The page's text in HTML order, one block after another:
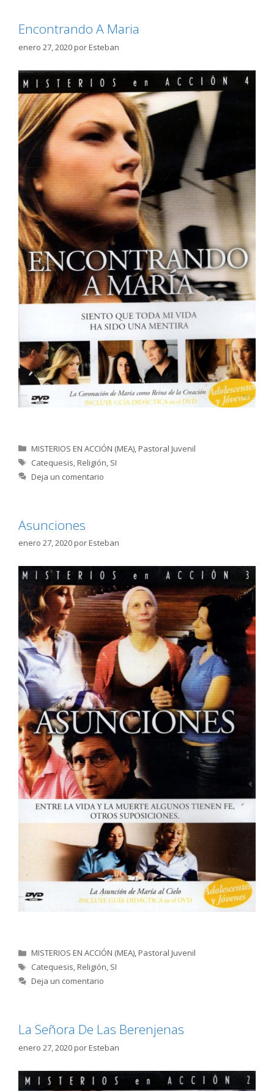
Encontrando A Maria
enero 27, 2020porEsteban
Categorías
MISTERIOS EN ACCIÓN (MEA),Pastoral Juvenil
Etiquetas
Catequesis,Religión, SI
Deja un comentario
Asunciones
enero 27, 2020porEsteban
Categorías
MISTERIOS EN ACCIÓN (MEA),Pastoral Juvenil
Etiquetas
Catequesis,Religión, SI
Deja un comentario
La Señora De Las Berenjenas
enero 27, 2020porEsteban